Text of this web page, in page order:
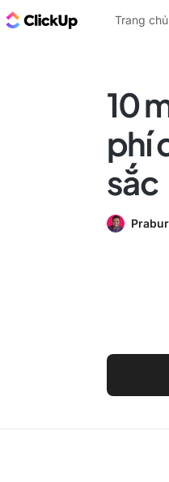
ClickUp Blog
Trang chủ
10
phí
sắc